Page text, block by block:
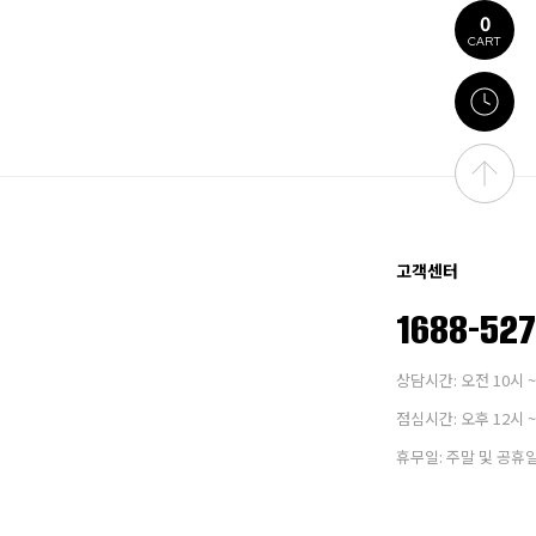
0
CART
고객센터
1688-
상담시간: 오전 10시
점심시간: 오후 12시
휴무일: 주말 및 공휴